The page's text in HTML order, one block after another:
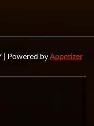
| Powered byAppetizer